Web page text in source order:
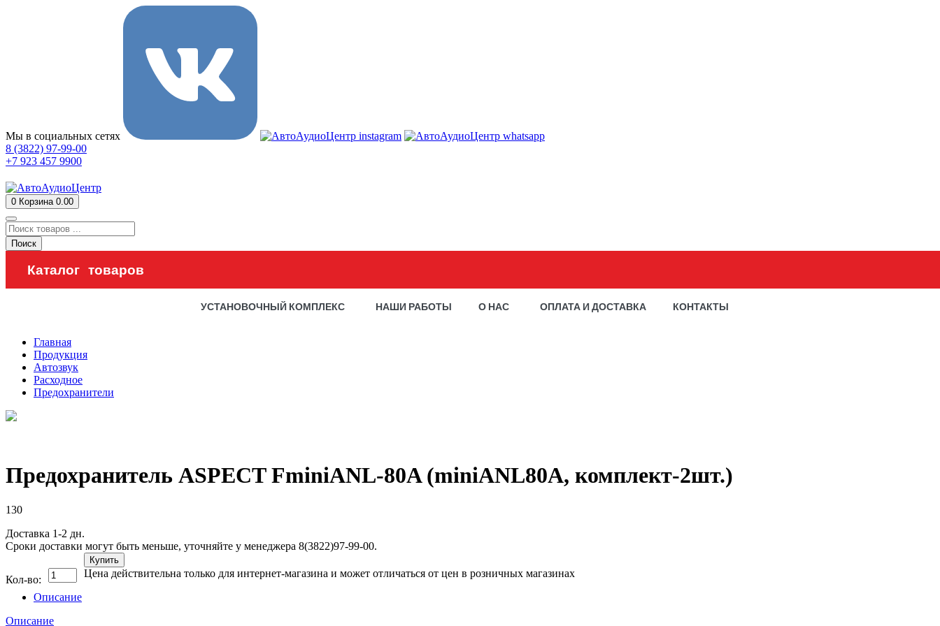
Мы в социальных сетях
8 (3822) 97-99-00
+7 923 457 9900
0 Корзина 0.00
Поиск
Каталог товаров
УСТАНОВОЧНЫЙ КОМПЛЕКС НАШИ РАБОТЫ О НАС ОПЛАТА И ДОСТАВКА КОНТАКТЫ
Главная
Продукция
Автозвук
Расходное
Предохранители
Предохранитель ASPECT FminiANL-80A (miniANL80A, комплект-2шт.)
130
Доставка 1-2 дн.
Сроки доставки могут быть меньше, уточняйте у менеджера 8(3822)97-99-00.
Кол-во:
Купить
Цена действительна только для интернет-магазина и может отличаться от цен в розничных магазинах
Описание
Описание